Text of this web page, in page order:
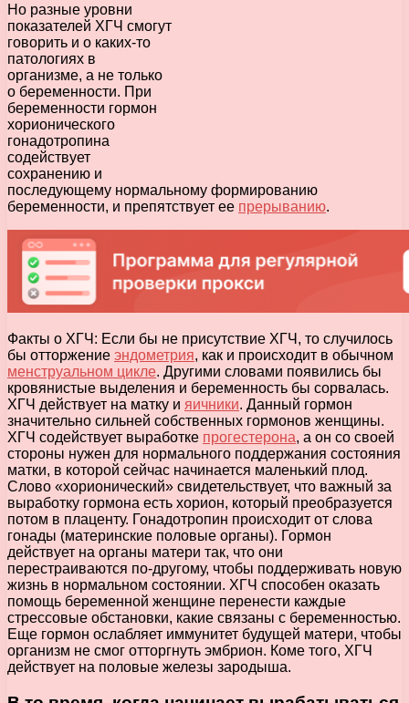
Но разные уровни
показателей ХГЧ смогут
говорить и о каких-то
патологиях в
организме, а не только
о беременности. При
беременности гормон
хорионического
гонадотропина
содействует
сохранению и
последующему нормальному формированию
беременности, и препятствует ее прерыванию.
Факты о ХГЧ: Если бы не присутствие ХГЧ, то случилось
бы отторжение эндометрия, как и происходит в обычном
менструальном цикле. Другими словами появились бы
кровянистые выделения и беременность бы сорвалась.
ХГЧ действует на матку и яичники. Данный гормон
значительно сильней собственных гормонов женщины.
ХГЧ содействует выработке прогестерона, а он со своей
стороны нужен для нормального поддержания состояния
матки, в которой сейчас начинается маленький плод.
Слово «хорионический» свидетельствует, что важный за
выработку гормона есть хорион, который преобразуется
потом в плаценту. Гонадотропин происходит от слова
гонады (материнские половые органы). Гормон
действует на органы матери так, что они
перестраиваются по-другому, чтобы поддерживать новую
жизнь в нормальном состоянии. ХГЧ способен оказать
помощь беременной женщине перенести каждые
стрессовые обстановки, какие связаны с беременностью.
Еще гормон ослабляет иммунитет будущей матери, чтобы
организм не смог отторгнуть эмбрион. Коме того, ХГЧ
действует на половые железы зародыша.